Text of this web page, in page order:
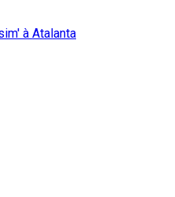
à Atalanta